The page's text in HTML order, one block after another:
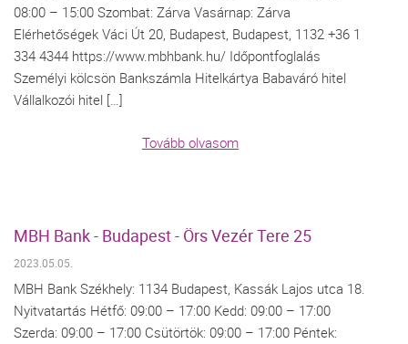
08:00 – 15:00 Szombat: Zárva Vasárnap: Zárva
Elérhetőségek Váci Út 20, Budapest, Budapest, 1132 +36 1
334 4344 https://www.mbhbank.hu/ Időpontfoglalás
Személyi kölcsön Bankszámla Hitelkártya Babaváró hitel
Vállalkozói hitel […]
Tovább olvasom
MBH Bank - Budapest - Örs Vezér Tere 25
2023.05.05.
MBH Bank Székhely: 1134 Budapest, Kassák Lajos utca 18.
Nyitvatartás Hétfő: 09:00 – 17:00 Kedd: 09:00 – 17:00
Szerda: 09:00 – 17:00 Csütörtök: 09:00 – 17:00 Péntek: